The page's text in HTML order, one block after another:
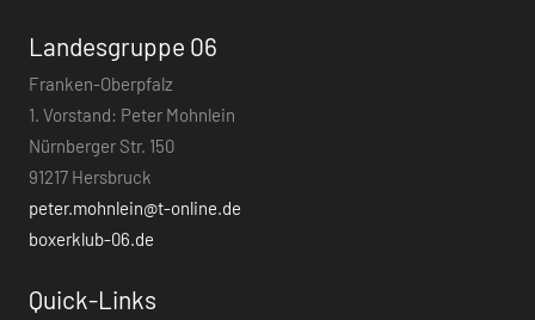
Landesgruppe 06
Franken-Oberpfalz
1. Vorstand: Peter Mohnlein
Nürnberger Str. 150
91217 Hersbruck
peter.mohnlein@t-online.de
boxerklub-06.de
Quick-Links